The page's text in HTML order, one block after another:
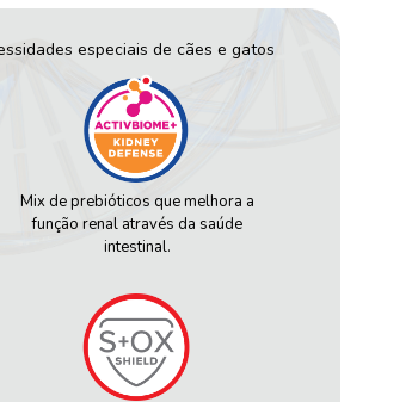
especiais de cães e gatos
Mix de prebióticos que melhora a
função renal através da saúde
intestinal.